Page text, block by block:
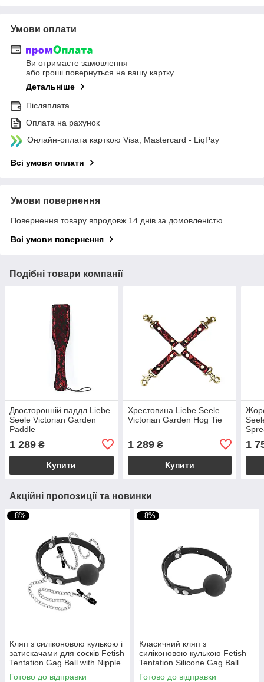
Умови оплати
Ви отримаєте замовлення
або гроші повернуться на вашу картку
Детальніше
Післяплата
Оплата на рахунок
Онлайн-оплата карткою Visa, Mastercard - LiqPay
Всі умови оплати
Умови повернення
Повернення товару впродовж 14 днів за домовленістю
Всі умови повернення
Подібні товари компанії
Двосторонній паддл Liebe
Seele Victorian Garden
Paddle
1 289 ₴
Купити
Хрестовина Liebe Seele
Victorian Garden Hog ​​Tie
1 289₴
Купити
1
Акційні пропозиції та новинки
–8%
Кляп з силіконовою кулькою і
затискачами для сосків Fetish
Tentation Gag Ball with Nipple
Clamps
Готово до відправки
–8%
Класичний кляп з
силіконовою кулькою Fetish
Tentation Silicone Gag Ball
Готово до відправки